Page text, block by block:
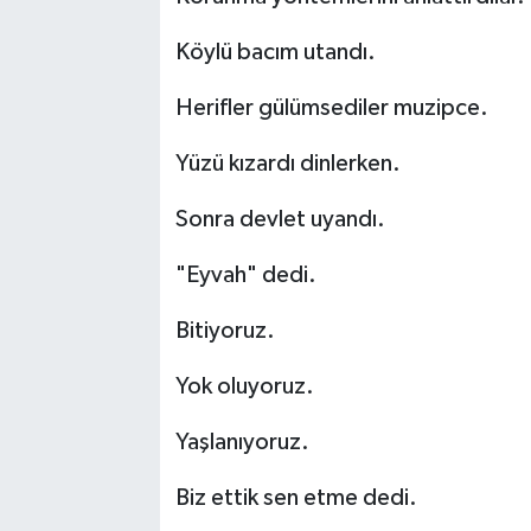
Köylü bacım utandı.
Herifler gülümsediler muzipce.
Yüzü kızardı dinlerken.
Sonra devlet uyandı.
"Eyvah" dedi.
Bitiyoruz.
Yok oluyoruz.
Yaşlanıyoruz.
Biz ettik sen etme dedi.